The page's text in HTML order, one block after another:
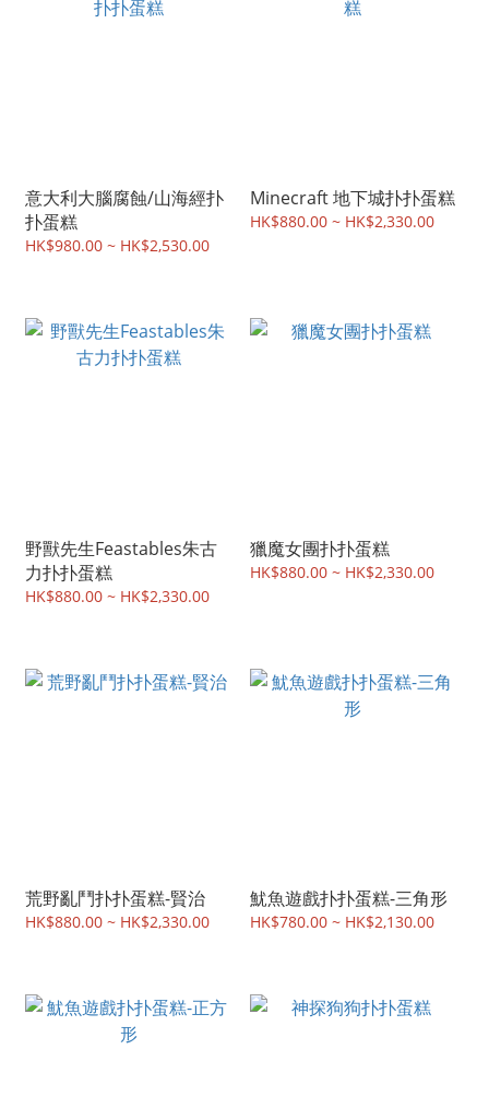
意大利大腦腐蝕/山海經扑
扑蛋糕
HK$980.00 ~ HK$2,530.00
Minecraft 地下城扑扑蛋糕
HK$880.00 ~ HK$2,330.00
野獸先生Feastables朱古
力扑扑蛋糕
HK$880.00 ~ HK$2,330.00
獵魔女團扑扑蛋糕
HK$880.00 ~ HK$2,330.00
荒野亂鬥扑扑蛋糕-賢治
HK$880.00 ~ HK$2,330.00
魷魚遊戲扑扑蛋糕-三角形
HK$780.00 ~ HK$2,130.00